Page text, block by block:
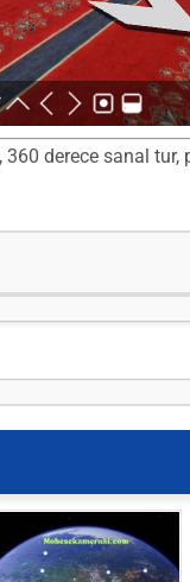
derece sanal tur,